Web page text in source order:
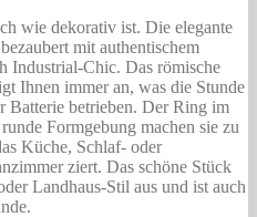
wie dekorativ ist. Die elegante
mit authentischem
Industrial-Chic. Das römische
Ihnen immer an, was die Stunde
Batterie betrieben. Der Ring im
Formgebung machen sie zu
Küche, Schlaf- oder
ziert. Das schöne Stück
Landhaus-Stil aus und ist auch